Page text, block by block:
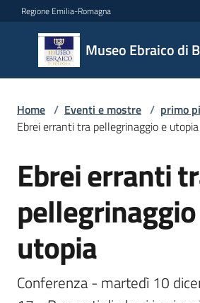
Vai al contenuto
Vai alla navigazione
Vai al footer
Regione Emilia-Romagna
Museo Ebraico di
Museo
Ebraico
di
Bologna
Il
museo
Biglietteria
e
Home / Eventi e mostre / primo
Ebrei erranti tra pellegrinaggio e utopia
Salta al contenuto
Ebrei erranti
utopia
Conferenza - martedì 10